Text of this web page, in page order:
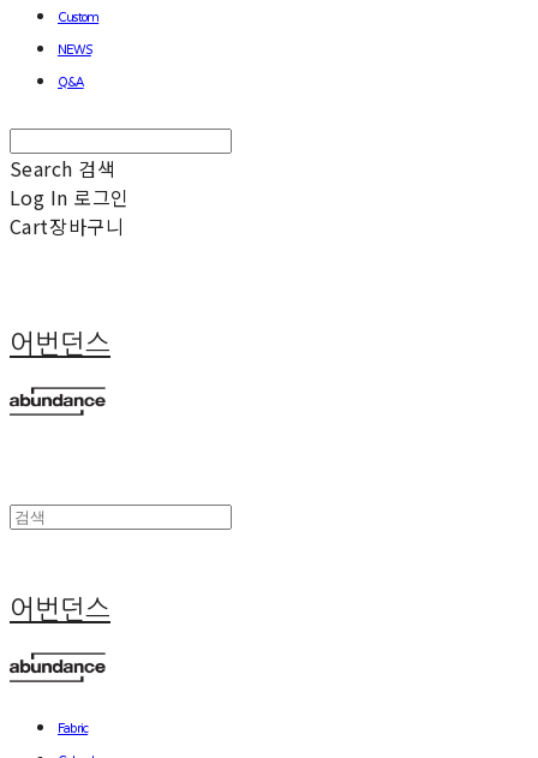
Custom
NEWS
Q&A
Search 검색
Log In 로그인
Cart장바구니
어번던스
어번던스
Fabric